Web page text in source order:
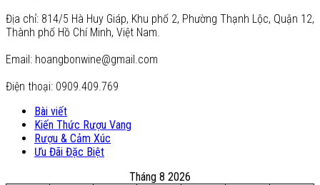
Địa chỉ: 814/5 Hà Huy Giáp, Khu phố 2, Phường Thạnh Lộc, Quận 12,
Thành phố Hồ Chí Minh, Việt Nam.
Email: hoangbonwine@gmail.com
Điện thoại: 0909.409.769
Bài viết
Kiến Thức Rượu Vang
Rượu & Cảm Xúc
Ưu Đãi Đặc Biệt
Tháng 8 2026